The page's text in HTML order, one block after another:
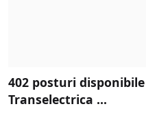
402 posturi
Transelectrica ...